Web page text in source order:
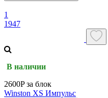
1
1947
В наличии
2600P за блок
Winston XS Импульс